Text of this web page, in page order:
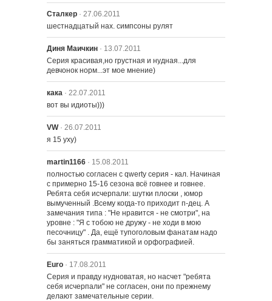
Сталкер · 27.06.2011
шестнадцатый нах. симпсоны рулят
Диня Маичкин · 13.07.2011
Серия красивая,но грустная и нудная...для
девчонок норм...эт мое мнение)
кака · 22.07.2011
вот вы идиоты)))
VW· 26.07.2011
я 15 уху)
martin1166 · 15.08.2011
полностью согласен с qwerty серия - кал. Начиная
с примерно 15-16 сезона всё говнее и говнее.
Ребята себя исчерпали: шутки плоски , юмор
вымученный .Всему когда-то приходит п-дец. А
замечания типа : "Не нравится - не смотри", на
уровне : "Я с тобою не дружу - не ходи в мою
песочницу" . Да, ещё тупоголовым фанатам надо
бы заняться грамматикой и орфографией.
Euro · 17.08.2011
Серия и правду нудноватая, но насчет "ребята
себя исчерпали" не согласен, они по прежнему
делают замечательные серии.